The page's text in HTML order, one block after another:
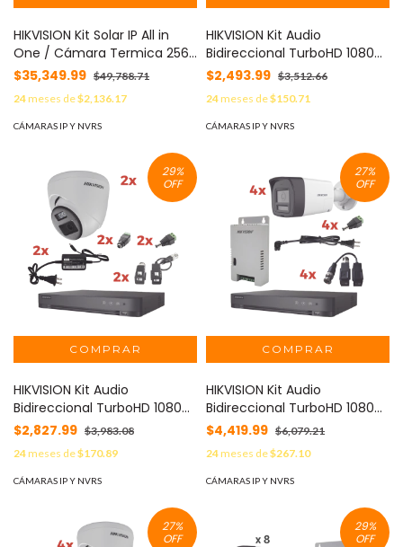
HIKVISION Kit Solar IP All in
One / Cámara Termica 256
× 192 / Lente 9.7 mm / Panel
Solar / Batería de Respaldo
de Litio 23.2Ah / Conexión 4G
/ Accesorios de Instalación
10P/QA/GLT/CH36S80(LA)
$35,349.99 $49,788.71
24meses de$2,136.17
CÁMARAS IP Y NVRS
HIKVISION Kit Audio
Bidireccional TurboHD 1080p
/ DVR 4 Canales / 2
Cámaras Bala (Exterior) con
Bocina y Microfóno
Integrado / 2 Fuentes de
$2,493.99 $3,512.66
24meses de$150.71
CÁMARAS IP Y NVRS
29%
OFF
HIKVISION Kit Audio
Bidireccional TurboHD 1080p
/ DVR 4 Canales / 2
Cámaras Eyeball (Exterior)
con Bocina y Microfóno
Integrado / 2 Fuentes de
$2,827.99 $3,983.08
24meses de$170.89
CÁMARAS IP Y NVRS
27%
OFF
HIKVISION Kit Audio
Bidireccional TurboHD 1080p
/ DVR 4 Canales / 4
Cámaras Bala (Exterior) con
Bocina y Microfóno
Integrado / 1 Fuente de
$4,419.99 $6,079.21
24meses de$267.10
CÁMARAS IP Y NVRS
27%
OFF
29%
OFF